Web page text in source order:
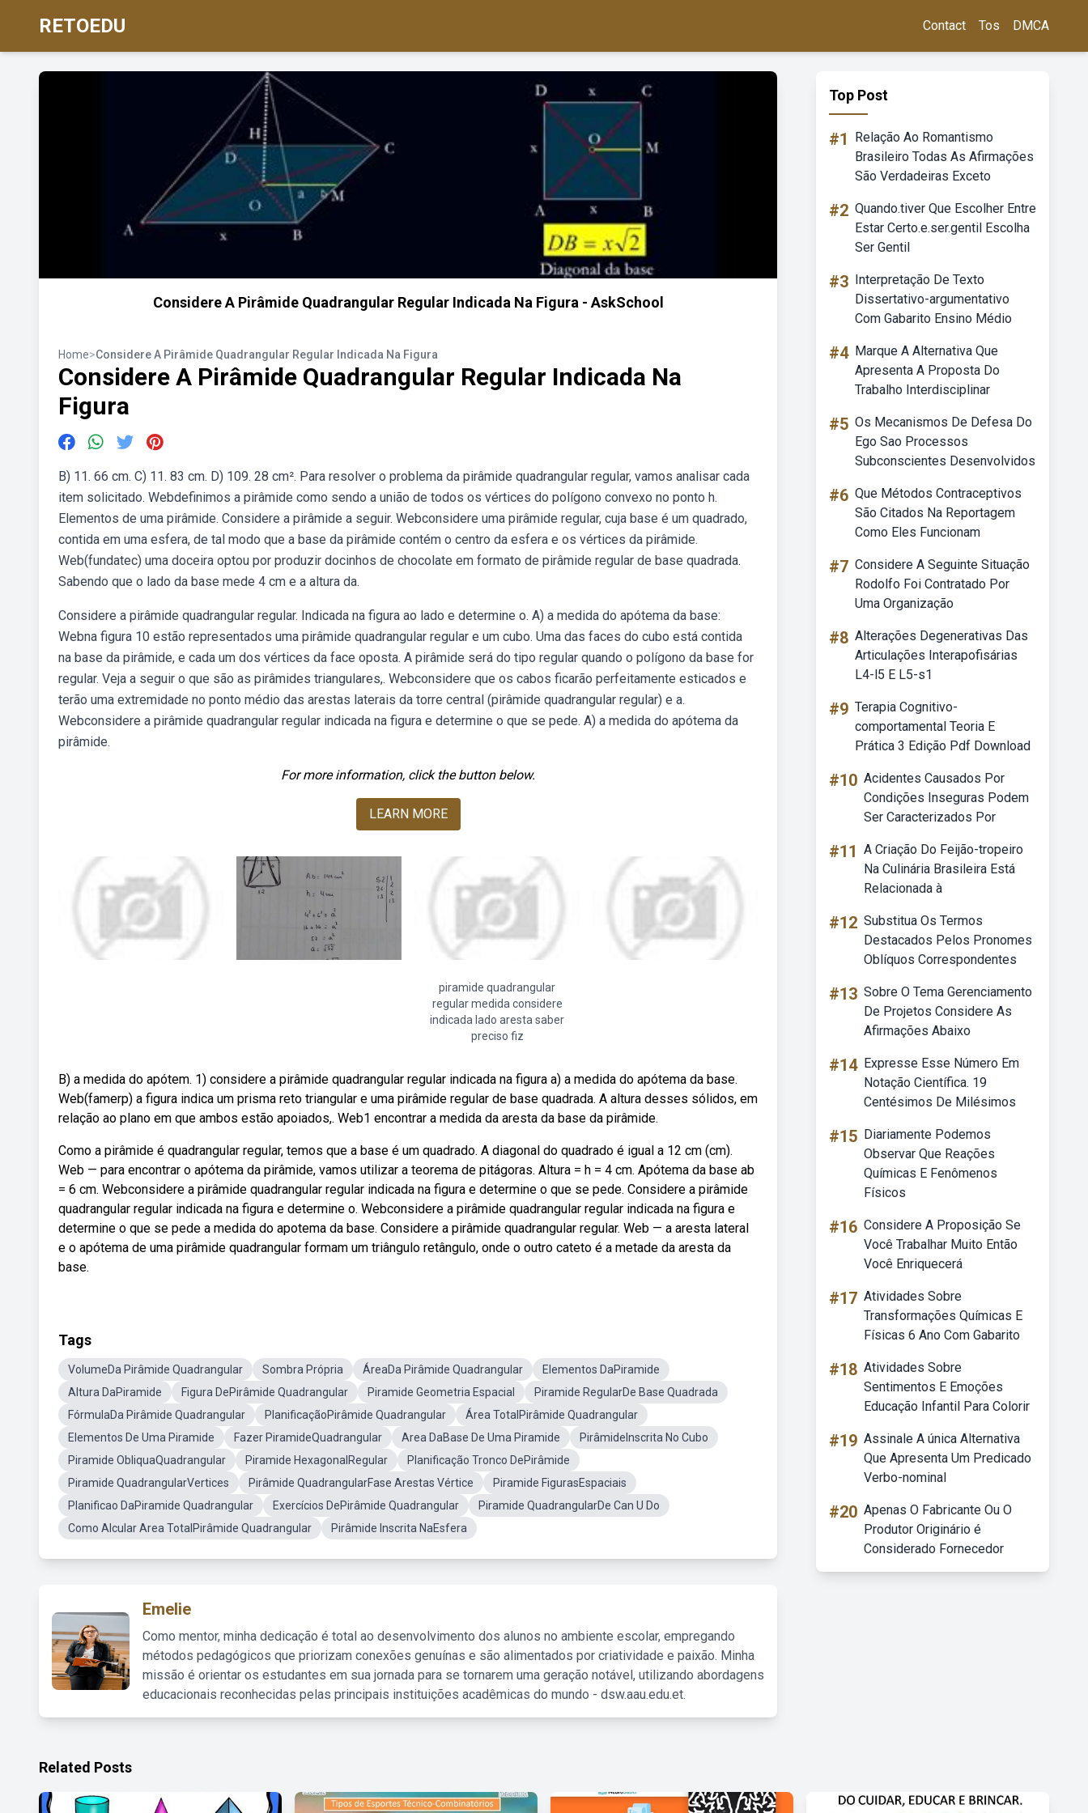
RETOEDU Contact Tos DMCA
Considere A Pirâmide Quadrangular Regular Indicada Na Figura - AskSchool
Home>Considere A Pirâmide Quadrangular Regular Indicada Na Figura
Considere A Pirâmide Quadrangular Regular Indicada Na
Figura
B) 11. 66 cm. C) 11. 83 cm. D) 109. 28 cm². Para resolver o problema da pirâmide quadrangular regular, vamos analisar cada
item solicitado. Webdefinimos a pirâmide como sendo a união de todos os vértices do polígono convexo no ponto h.
Elementos de uma pirâmide. Considere a pirâmide a seguir. Webconsidere uma pirâmide regular, cuja base é um quadrado,
contida em uma esfera, de tal modo que a base da pirâmide contém o centro da esfera e os vértices da pirâmide.
Web(fundatec) uma doceira optou por produzir docinhos de chocolate em formato de pirâmide regular de base quadrada.
Sabendo que o lado da base mede 4 cm e a altura da.
Considere a pirâmide quadrangular regular. Indicada na figura ao lado e determine o. A) a medida do apótema da base:
Webna figura 10 estão representados uma pirâmide quadrangular regular e um cubo. Uma das faces do cubo está contida
na base da pirâmide, e cada um dos vértices da face oposta. A pirâmide será do tipo regular quando o polígono da base for
regular. Veja a seguir o que são as pirâmides triangulares,. Webconsidere que os cabos ficarão perfeitamente esticados e
terão uma extremidade no ponto médio das arestas laterais da torre central (pirâmide quadrangular regular) e a.
Webconsidere a pirâmide quadrangular regular indicada na figura e determine o que se pede. A) a medida do apótema da
pirâmide.
For more information, click the button below.
LEARN MORE
piramide quadrangular
regular medida considere
indicada lado aresta saber
preciso fiz
B) a medida do apótem. 1) considere a pirâmide quadrangular regular indicada na figura a) a medida do apótema da base.
Web(famerp) a figura indica um prisma reto triangular e uma pirâmide regular de base quadrada. A altura desses sólidos, em
relação ao plano em que ambos estão apoiados,. Web1 encontrar a medida da aresta da base da pirâmide.
Como a pirâmide é quadrangular regular, temos que a base é um quadrado. A diagonal do quadrado é igual a 12 cm (cm).
Web — para encontrar o apótema da pirâmide, vamos utilizar a teorema de pitágoras. Altura = h = 4 cm. Apótema da base ab
= 6 cm. Webconsidere a pirâmide quadrangular regular indicada na figura e determine o que se pede. Considere a pirâmide
quadrangular regular indicada na figura e determine o. Webconsidere a pirâmide quadrangular regular indicada na figura e
determine o que se pede a medida do apotema da base. Considere a pirâmide quadrangular regular. Web — a aresta lateral
e o apótema de uma pirâmide quadrangular formam um triângulo retângulo, onde o outro cateto é a metade da aresta da
base.
Tags
VolumeDa Pirâmide Quadrangular Sombra Própria ÁreaDa Pirâmide Quadrangular
Elementos DaPiramide
Altura DaPiramide
Figura DePirâmide Quadrangular Piramide Geometria Espacial
Piramide RegularDe Base Quadrada
FórmulaDa Pirâmide Quadrangular
PlanificaçãoPirâmide Quadrangular
Área TotalPirâmide Quadrangular
Elementos De Uma Piramide
Fazer PiramideQuadrangular Area DaBase De Uma Piramide
PirâmideInscrita No Cubo
Piramide ObliquaQuadrangular
Piramide HexagonalRegular
Planificação Tronco DePirâmide
Piramide QuadrangularVertices
Pirâmide QuadrangularFase Arestas Vértice
Piramide FigurasEspaciais
Planificao DaPiramide Quadrangular
Exercícios DePirâmide Quadrangular
Piramide QuadrangularDe Can U Do
Como Alcular Area TotalPirâmide Quadrangular
Pirâmide Inscrita NaEsfera
Emelie
Como mentor, minha dedicação é total ao desenvolvimento dos alunos no ambiente escolar, empregando
métodos pedagógicos que priorizam conexões genuínas e são alimentados por criatividade e paixão. Minha
missão é orientar os estudantes em sua jornada para se tornarem uma geração notável, utilizando abordagens
educacionais reconhecidas pelas principais instituições acadêmicas do mundo - dsw.aau.edu.et.
Top Post
#1
Relação Ao Romantismo
Brasileiro Todas As Afirmações
São Verdadeiras Exceto
#2 Quando.tiver Que Escolher Entre
Estar Certo.e.ser.gentil Escolha
Ser Gentil
#3 Interpretação De Texto
Dissertativo-argumentativo
Com Gabarito Ensino Médio
#4 Marque A Alternativa Que
Apresenta A Proposta Do
Trabalho Interdisciplinar
#5 Os Mecanismos De Defesa Do
Ego Sao Processos
Subconscientes Desenvolvidos
#6 Que Métodos Contraceptivos
São Citados Na Reportagem
Como Eles Funcionam
#7 Considere A Seguinte Situação
Rodolfo Foi Contratado Por
Uma Organização
#8 Alterações Degenerativas Das
Articulações Interapofisárias
L4-l5 E L5-s1
#9 Terapia Cognitivo-
comportamental Teoria E
Prática 3 Edição Pdf Download
#10 Acidentes Causados Por
Condições Inseguras Podem
Ser Caracterizados Por
#11 A Criação Do Feijão-tropeiro
Na Culinária Brasileira Está
Relacionada à
#12 Substitua Os Termos
Destacados Pelos Pronomes
Oblíquos Correspondentes
#13 Sobre O Tema Gerenciamento
De Projetos Considere As
Afirmações Abaixo
#14 Expresse Esse Número Em
Notação Científica. 19
Centésimos De Milésimos
#15 Diariamente Podemos
Observar Que Reações
Químicas E Fenômenos
Físicos
#16 Considere A Proposição Se
Você Trabalhar Muito Então
Você Enriquecerá
#17 Atividades Sobre
Transformações Químicas E
Físicas 6 Ano Com Gabarito
#18 Atividades Sobre
Sentimentos E Emoções
Educação Infantil Para Colorir
#19 Assinale A única Alternativa
Que Apresenta Um Predicado
Verbo-nominal
#20 Apenas O Fabricante Ou O
Produtor Originário é
Considerado Fornecedor
Related Posts